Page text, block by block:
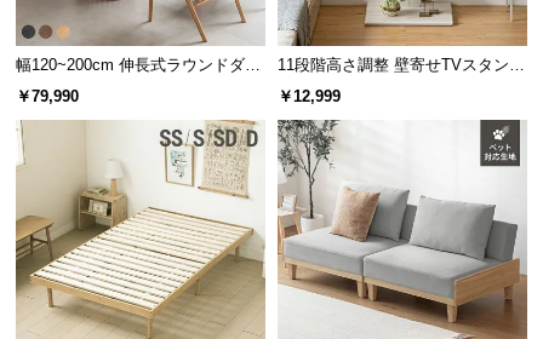
報
幅120~200cm 伸長式ラウンドダイ
ニングテーブル 6人掛け 天然木突
￥79,990
11段階高さ調整 壁寄せTVスタンド
キャスター付き 上下左右角度調節
￥12,999